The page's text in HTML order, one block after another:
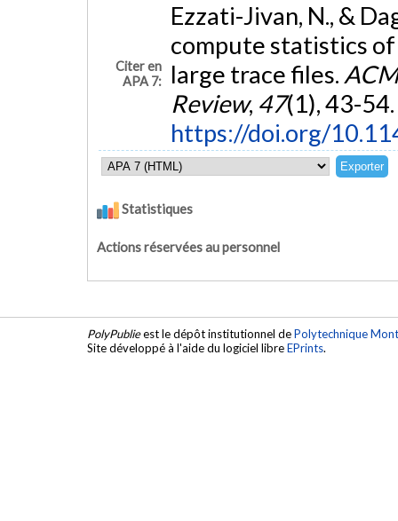
Citer en
APA 7:
Ezzati-Jivan, N., &
compute statistics
large trace files.
Review, 47(1), 43-54.
https://doi.org/
Statistiques
Actions réservées au personnel
PolyPublieest le dépôt institutionnel dePolytechnique
Site développé à l'aide du logiciel libreEPrints.